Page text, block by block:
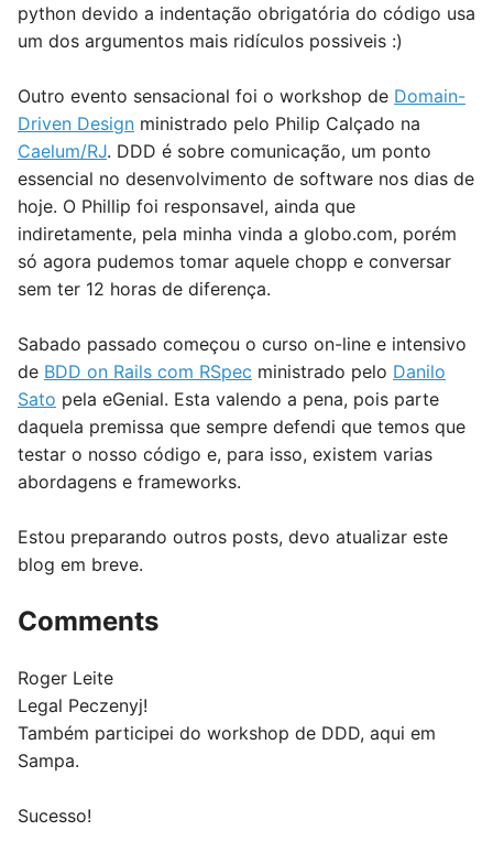
python devido a indentação obrigatória do código usa
um dos argumentos mais ridículos possiveis :)
Outro evento sensacional foi o workshop de Domain-
Driven Design ministrado pelo Philip Calçado na
Caelum/RJ. DDD é sobre comunicação, um ponto
essencial no desenvolvimento de software nos dias de
hoje. O Phillip foi responsavel, ainda que
indiretamente, pela minha vinda a globo.com, porém
só agora pudemos tomar aquele chopp e conversar
sem ter 12 horas de diferença.
Sabado passado começou o curso on-line e intensivo
de BDD on Rails com RSpec ministrado pelo Danilo
Sato pela eGenial. Esta valendo a pena, pois parte
daquela premissa que sempre defendi que temos que
testar o nosso código e, para isso, existem varias
abordagens e frameworks.
Estou preparando outros posts, devo atualizar este
blog em breve.
Comments
Roger Leite
Legal Peczenyj!
Também participei do workshop de DDD, aqui em
Sampa.
Sucesso!